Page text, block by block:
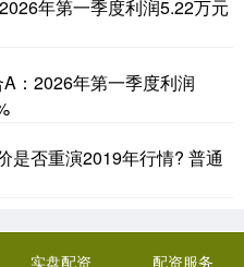
年第一季度利润5.22万元
：2026年第一季度利润
是否重演2019年行情? 普通
实盘配资 配资服务